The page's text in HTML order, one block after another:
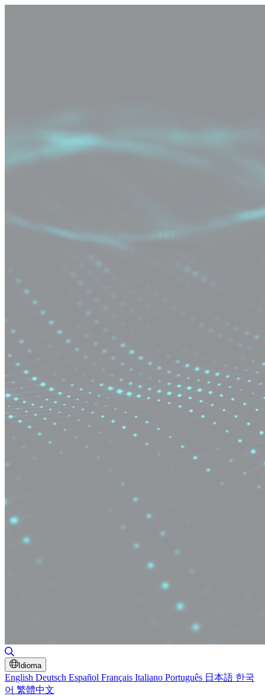
Idioma
English Deutsch Español Français Italiano Português 日本語 한국
어 繁體中文